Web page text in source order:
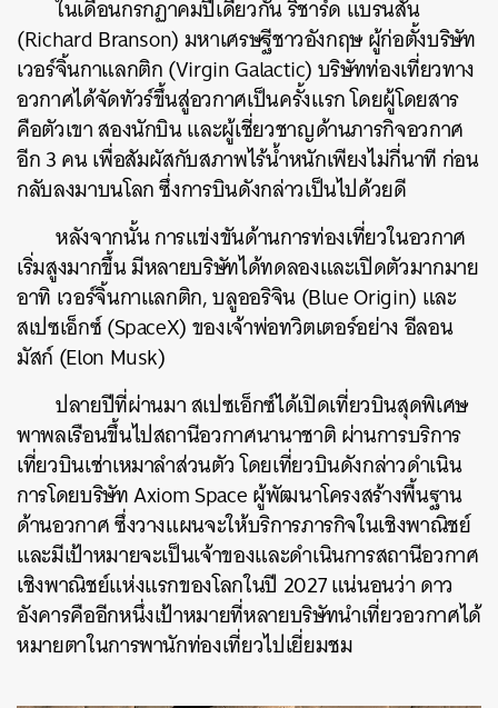
ในเดือนกรกฏาคมปีเดียวกัน ริชาร์ด แบรนสัน
(Richard Branson) มหาเศรษฐีชาวอังกฤษ ผู้ก่อตั้งบริษัท
เวอร์จิ้นกาแลกติก (Virgin Galactic) บริษัทท่องเที่ยวทาง
อวกาศได้จัดทัวร์ขึ้นสู่อวกาศเป็นครั้งแรก โดยผู้โดยสาร
คือตัวเขา สองนักบิน และผู้เชี่ยวชาญด้านภารกิจอวกาศ
อีก 3 คน เพื่อสัมผัสกับสภาพไร้น้ำหนักเพียงไม่กี่นาที ก่อน
กลับลงมาบนโลก ซึ่งการบินดังกล่าวเป็นไปด้วยดี
หลังจากนั้น การแข่งขันด้านการท่องเที่ยวในอวกาศ
เริ่มสูงมากขึ้น มีหลายบริษัทได้ทดลองและเปิดตัวมากมาย
อาทิ เวอร์จิ้นกาแลกติก, บลูออริจิน (Blue Origin) และ
สเปซเอ็กซ์ (SpaceX) ของเจ้าพ่อทวิตเตอร์อย่าง อีลอน
มัสก์ (Elon Musk)
ปลายปีที่ผ่านมา สเปซเอ็กซ์ได้เปิดเที่ยวบินสุดพิเศษ
พาพลเรือนขึ้นไปสถานีอวกาศนานาชาติ ผ่านการบริการ
เที่ยวบินเช่าเหมาลำส่วนตัว โดยเที่ยวบินดังกล่าวดำเนิน
การโดยบริษัท Axiom Space ผู้พัฒนาโครงสร้างพื้นฐาน
ด้านอวกาศ ซึ่งวางแผนจะให้บริการภารกิจในเชิงพาณิชย์
และมีเป้าหมายจะเป็นเจ้าของและดำเนินการสถานีอวกาศ
เชิงพาณิชย์แห่งแรกของโลกในปี 2027 แน่นอนว่า ดาว
อังคารคืออีกหนึ่งเป้าหมายที่หลายบริษัทนำเที่ยวอวกาศได้
หมายตาในการพานักท่องเที่ยวไปเยี่ยมชม